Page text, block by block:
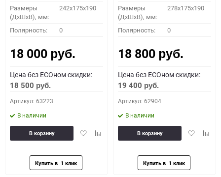
Размеры
(ДхШхВ), мм:
242x175x190
Полярность: 0
18 000 руб.
Цена без ECOном скидки:
18 500 руб.
Артикул: 63223
В наличии
ДобавитьДобавить
В корзину
Размеры
(ДхШхВ), мм:
278x175x190
Полярность: 0
18 800 руб.
Цена без ECOном скидки:
19 400 руб.
Артикул: 62904
В наличии
Добавить
В корзину